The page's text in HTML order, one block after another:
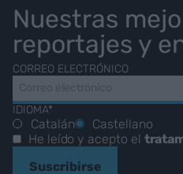
Nuestras
reportajes y
CORREO ELECTRÓNICO
IDIOMA*
Catalán
Castellano
He leído y acepto el
Suscribirse